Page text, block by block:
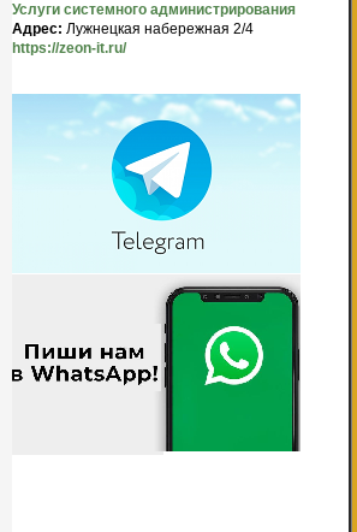
Услуги системного администрирования
Адрес: Лужнецкая набережная 2/4
https://zeon-it.ru/